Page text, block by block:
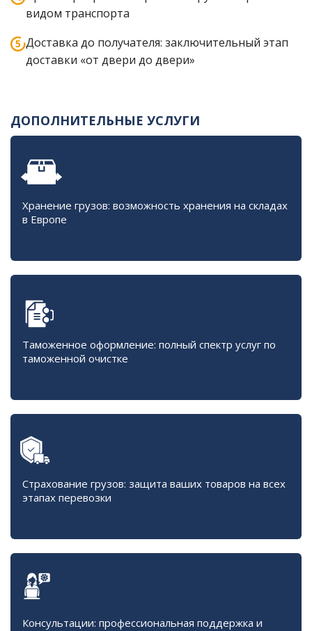
видом транспорта
Доставка до получателя: заключительный этап
доставки «от двери до двери»
ДОПОЛНИТЕЛЬНЫЕ УСЛУГИ
Хранение грузов: возможность хранения на складах
в Европе
Таможенное оформление: полный спектр услуг по
таможенной очистке
Страхование грузов: защита ваших товаров на всех
этапах перевозки
Консультации: профессиональная поддержка и